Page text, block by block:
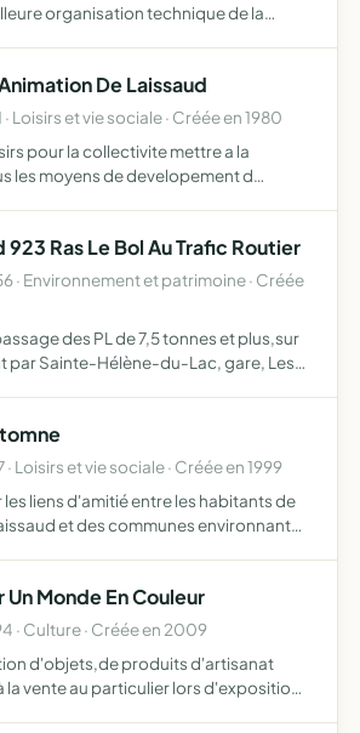
organisation technique de la
De Laissaud
Loisirs et vie sociale · Créée en 1980
pour la collectivite mettre a la
les moyens de developement d
Ras Le Bol Au Trafic Routier
· Environnement et patrimoine · Créée
des PL de 7,5 tonnes et plus,sur
par Sainte-Hélène-du-Lac, gare, Les
Loisirs et vie sociale · Créée en 1999
liens d'amitié entre les habitants de
et des communes environnantes
Un Monde En Couleur
· Culture · Créée en 2009
d'objets,de produits d'artisanat
la vente au particulier lors d'exposition